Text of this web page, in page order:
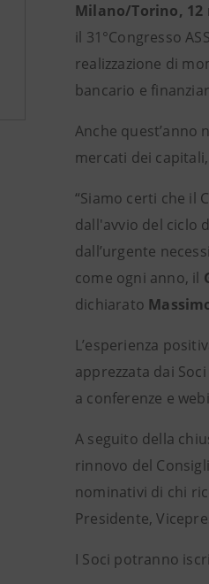
Milano/Torino, 12
il 31°Congresso
realizzazione di
bancario e
Anche
mercati dei
“Siamo certi che il
dall'avvio del ciclo
dall’urgente
come ogni anno, il
dichiarato
L’esperienza
apprezzata dai
a conferenze e
A seguito della
rinnovo del
nominativi di chi
Presidente,
I Soci potranno